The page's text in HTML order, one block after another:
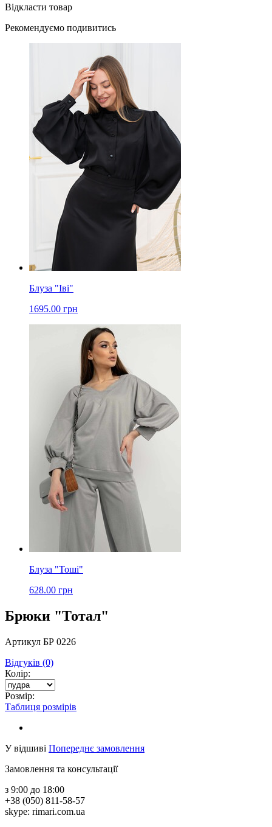
Відкласти товар
Рекомендуємо подивитись
Блуза "Іві"
1695.00 грн
Блуза "Тоші"
628.00 грн
Брюки "Тотал"
Артикул БР 0226
Відгуків (0)
Колір:
Розмір:
Таблиця розмірів
У відшиві Попереднє замовлення
Замовлення та консультації
з 9:00 до 18:00
+38 (050) 811-58-57
skype: rimari.com.ua